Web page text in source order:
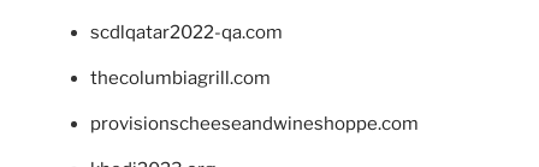
scdlqatar2022-qa.com
thecolumbiagrill.com
provisionscheeseandwineshoppe.com